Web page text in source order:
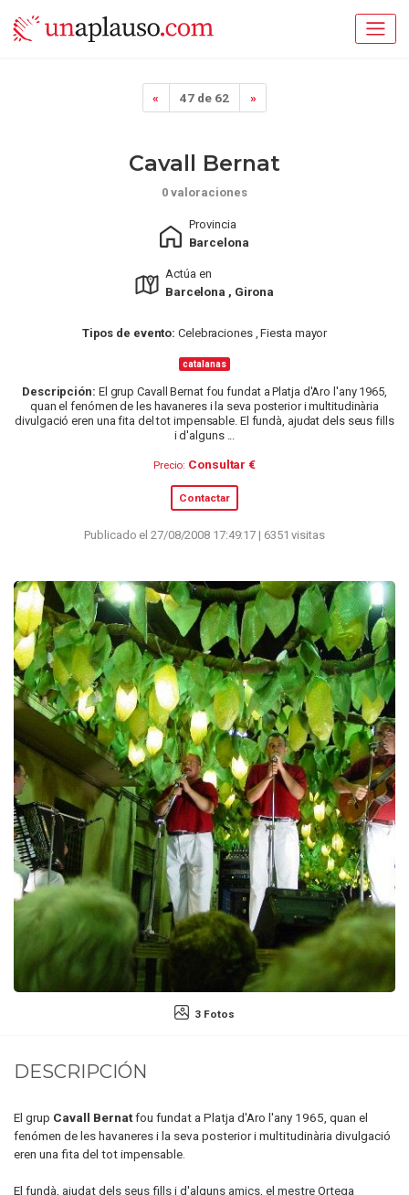
« 47 de 62 »
3 Fotos
Cavall Bernat
0 valoraciones
Provincia
Barcelona
Actúa en
Barcelona , Girona
Tipos de evento: Celebraciones , Fiesta mayor
catalanas
Descripción: El grup Cavall Bernat fou fundat a Platja d'Aro l'any 1965,
quan el fenómen de les havaneres i la seva posterior i multitudinària
divulgació eren una fita del tot impensable. El fundà, ajudat dels seus fills
i d'alguns ...
Precio: Consultar €
Contactar
Publicado el 27/08/2008 17:49:17 | 6351 visitas
DESCRIPCIÓN
El grup Cavall Bernatfou fundat a Platja d'Aro l'any 1965, quan el
fenómen de les havaneres i la seva posterior i multitudinària divulgació
eren una fita del tot impensable.
El fundà, ajudat dels seus fills i d'alguns amics, el mestre Ortega